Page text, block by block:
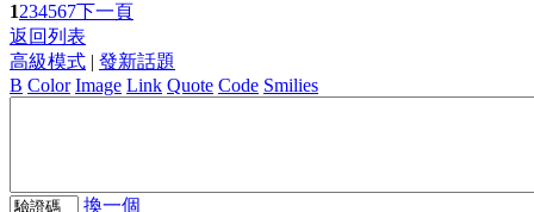
1234567下一頁
返回列表
高級模式 | 發新話題
B Color Image Link Quote Code Smilies
換一個